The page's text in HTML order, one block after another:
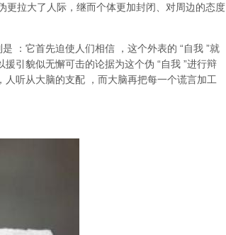
更拉大了人际，继而个体更加封闭、对周边的态度
是 ：它首先迫使人们相信 ，这个外表的 “自我 ”就
援引貌似无懈可击的论据为这个伪 “自我 ”进行辩
人听从大脑的支配
，而大脑再把每一个谎言加工